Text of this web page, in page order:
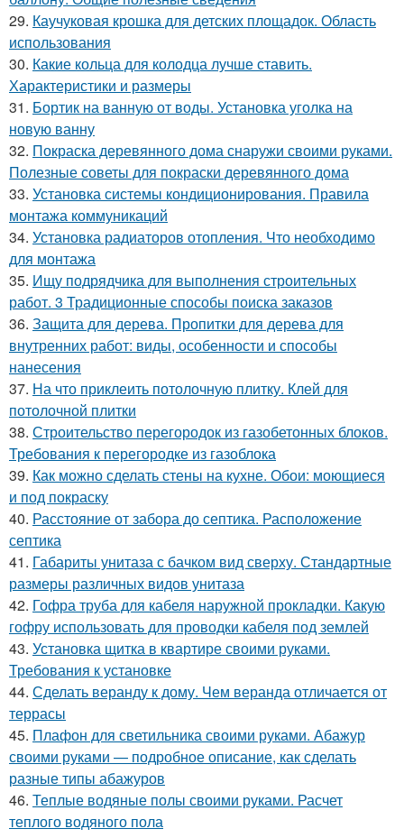
29. Каучуковая крошка для детских площадок. Область
использования
30. Какие кольца для колодца лучше ставить.
Характеристики и размеры
31. Бортик на ванную от воды. Установка уголка на
новую ванну
32. Покраска деревянного дома снаружи своими руками.
Полезные советы для покраски деревянного дома
33. Установка системы кондиционирования. Правила
монтажа коммуникаций
34. Установка радиаторов отопления. Что необходимо
для монтажа
35. Ищу подрядчика для выполнения строительных
работ. 3 Традиционные способы поиска заказов
36. Защита для дерева. Пропитки для дерева для
внутренних работ: виды, особенности и способы
нанесения
37. На что приклеить потолочную плитку. Клей для
потолочной плитки
38. Строительство перегородок из газобетонных блоков.
Требования к перегородке из газоблока
39. Как можно сделать стены на кухне. Обои: моющиеся
и под покраску
40. Расстояние от забора до септика. Расположение
септика
41. Габариты унитаза с бачком вид сверху. Стандартные
размеры различных видов унитаза
42. Гофра труба для кабеля наружной прокладки. Какую
гофру использовать для проводки кабеля под землей
43. Установка щитка в квартире своими руками.
Требования к установке
44. Сделать веранду к дому. Чем веранда отличается от
террасы
45. Плафон для светильника своими руками. Абажур
своими руками — подробное описание, как сделать
разные типы абажуров
46. Теплые водяные полы своими руками. Расчет
теплого водяного пола